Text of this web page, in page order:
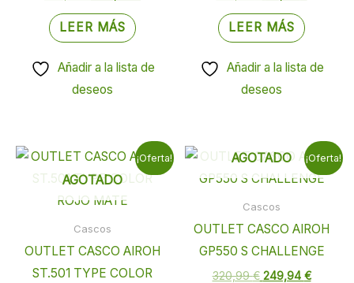
LEER MÁS
Añadir a la lista de
deseos
LEER MÁS
Añadir a la lista de
deseos
¡Oferta!
AGOTADO
Cascos
OUTLET CASCO AIROH
ST.501 TYPE COLOR
El
original
era:
199,95 €.
El
precio
actual
¡Oferta!
AGOTADO
Cascos
OUTLET CASCO AIROH
GP550 S CHALLENGE
320,99€
El
precio
original
320,99 €.
249,94 €
El
precio
actual